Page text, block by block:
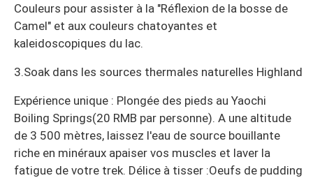
Couleurs pour assister à la "Réflexion de la bosse de
Camel" et aux couleurs chatoyantes et
kaleidoscopiques du lac.
3.Soak dans les sources thermales naturelles Highland
Expérience unique : Plongée des pieds au Yaochi
Boiling Springs(20 RMB par personne). A une altitude
de 3 500 mètres, laissez l'eau de source bouillante
riche en minéraux apaiser vos muscles et laver la
fatigue de votre trek. Délice à tisser :Oeufs de pudding